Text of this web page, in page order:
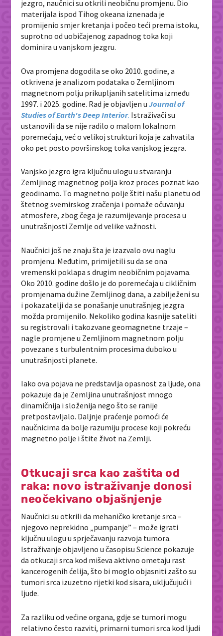
jezgro, naučnici su otkrili neobičnu promjenu. Dio
materijala ispod Tihog okeana iznenada je
promijenio smjer kretanja i počeo teći prema istoku,
suprotno od uobičajenog zapadnog toka koji
dominira u vanjskom jezgru.
Ova promjena dogodila se oko 2010. godine, a
otkrivena je analizom podataka o Zemljinom
magnetnom polju prikupljanih satelitima između
1997. i 2025. godine. Rad je objavljen u Journal of
Studies of Earth's Deep Interior. Istraživači su
ustanovili da se nije radilo o malom lokalnom
poremećaju, već o velikoj strukturi koja je zahvatila
oko pet posto površinskog toka vanjskog jezgra.
Vanjsko jezgro igra ključnu ulogu u stvaranju
Zemljinog magnetnog polja kroz proces poznat kao
geodinamo. To magnetno polje štiti našu planetu od
štetnog svemirskog zračenja i pomaže očuvanju
atmosfere, zbog čega je razumijevanje procesa u
unutrašnjosti Zemlje od velike važnosti.
Naučnici još ne znaju šta je izazvalo ovu naglu
promjenu. Međutim, primijetili su da se ona
vremenski poklapa s drugim neobičnim pojavama.
Oko 2010. godine došlo je do poremećaja u cikličnim
promjenama dužine Zemljinog dana, a zabilježeni su
i pokazatelji da se ponašanje unutrašnjeg jezgra
možda promijenilo. Nekoliko godina kasnije sateliti
su registrovali i takozvane geomagnetne trzaje –
nagle promjene u Zemljinom magnetnom polju
povezane s turbulentnim procesima duboko u
unutrašnjosti planete.
Iako ova pojava ne predstavlja opasnost za ljude, ona
pokazuje da je Zemljina unutrašnjost mnogo
dinamičnija i složenija nego što se ranije
pretpostavljalo. Daljnje praćenje pomoći će
naučnicima da bolje razumiju procese koji pokreću
magnetno polje i štite život na Zemlji.
Otkucaji srca kao zaštita od
raka: novo istraživanje donosi
neočekivano objašnjenje
Naučnici su otkrili da mehaničko kretanje srca –
njegovo neprekidno „pumpanje” – može igrati
ključnu ulogu u sprječavanju razvoja tumora.
Istraživanje objavljeno u časopisuScience pokazuje
da otkucaji srca kod miševa aktivno ometaju rast
kancerogenih ćelija, što bi moglo objasniti zašto su
tumori srca izuzetno rijetki kod sisara, uključujući i
ljude.
Za razliku od većine organa, gdje se tumori mogu
relativno često razviti, primarni tumori srca kod ljudi